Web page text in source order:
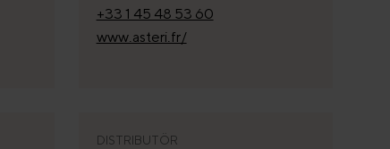
+33 1 45 48 53 60
www.asteri.fr/
DISTRIBUTÖR